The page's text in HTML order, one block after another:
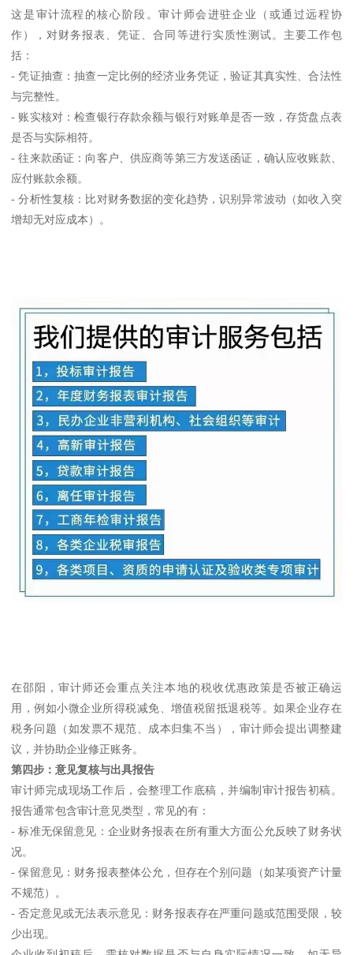
这是审计流程的核心阶段。审计师会进驻企业（或通过远程协
作），对财务报表、凭证、合同等进行实质性测试。主要工作包
括：
- 凭证抽查：抽查一定比例的经济业务凭证，验证其真实性、合法性
与完整性。
- 账实核对：检查银行存款余额与银行对账单是否一致，存货盘点表
是否与实际相符。
- 往来款函证：向客户、供应商等第三方发送函证，确认应收账款、
应付账款余额。
- 分析性复核：比对财务数据的变化趋势，识别异常波动（如收入突
增却无对应成本）。
在邵阳，审计师还会重点关注本地的税收优惠政策是否被正确运
用，例如小微企业所得税减免、增值税留抵退税等。如果企业存在
税务问题（如发票不规范、成本归集不当），审计师会提出调整建
议，并协助企业修正账务。
第四步：意见复核与出具报告
审计师完成现场工作后，会整理工作底稿，并编制审计报告初稿。
报告通常包含审计意见类型，常见的有：
- 标准无保留意见：企业财务报表在所有重大方面公允反映了财务状
况。
- 保留意见：财务报表整体公允，但存在个别问题（如某项资产计量
不规范）。
- 否定意见或无法表示意见：财务报表存在严重问题或范围受限，较
少出现。